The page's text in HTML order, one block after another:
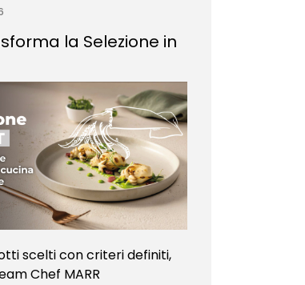
la Selezione in
scelti con criteri definiti,
Chef MARR